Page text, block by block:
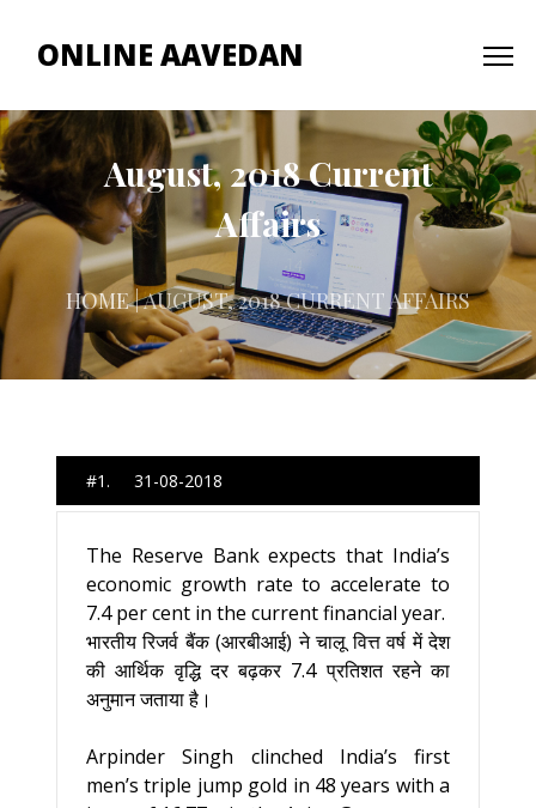
ONLINE AAVEDAN
August, 2018 Current
Affairs
HOME| AUGUST, 2018 CURRENT AFFAIRS
#1. 31-08-2018
The Reserve Bank expects that India’s
economic growth rate to accelerate to
7.4 per cent in the current financial year.
भारतीय रिजर्व बैंक (आरबीआई) ने चालू वित्त वर्ष में देश
की आर्थिक वृद्धि दर बढ़कर 7.4 प्रतिशत रहने का
अनुमान जताया है।
Arpinder Singh clinched India’s first
men’s triple jump gold in 48 years with a